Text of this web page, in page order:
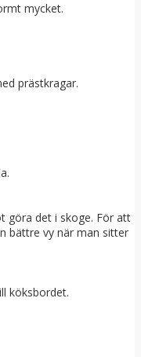
mycket.
prästkragar.
göra det i skoge. För att
bättre vy när man sitter
köksbordet.